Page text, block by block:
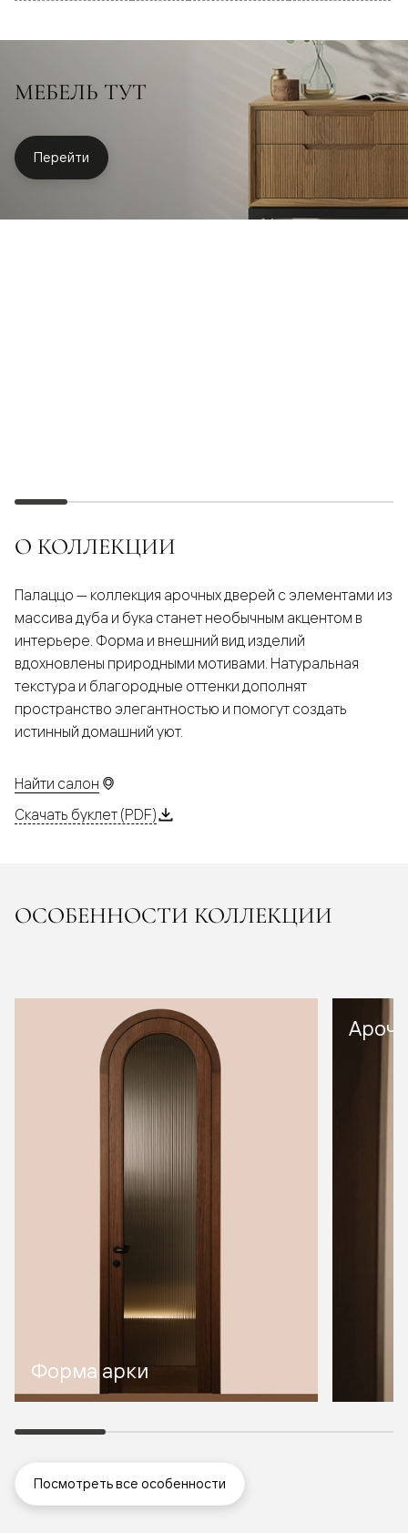
МЕБЕЛЬ ТУТ
Перейти
О КОЛЛЕКЦИИ
Палаццо — коллекция арочных дверей с элементами из
массива дуба и бука станет необычным акцентом в
интерьере. Форма и внешний вид изделий
вдохновлены природными мотивами. Натуральная
текстура и благородные оттенки дополнят
пространство элегантностью и помогут создать
истинный домашний уют.
Найти салон
Скачать буклет (PDF)
ОСОБЕННОСТИ КОЛЛЕКЦИИ
Форма арки
Посмотреть все особенности